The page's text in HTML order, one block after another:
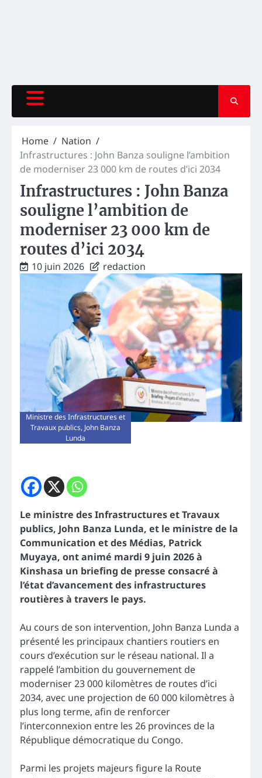
Home
Nation
Infrastructures : John Banza souligne l’ambition
de moderniser 23 000 km de routes d’ici 2034
Infrastructures : John Banza
souligne l’ambition de
moderniser 23 000 km de
routes d’ici 2034
10 juin 2026 redaction
Ministre des Infrastructures et
Travaux publics, John Banza
Lunda
Le ministre des Infrastructures et Travaux
publics, John Banza Lunda, et le ministre de la
Communication et des Médias, Patrick
Muyaya, ont animé mardi 9 juin 2026 à
Kinshasa un briefing de presse consacré à
l’état d’avancement des infrastructures
routières à travers le pays.
Au cours de son intervention, John Banza Lunda a
présenté les principaux chantiers routiers en
cours d’exécution sur le réseau national. Il a
rappelé l’ambition du gouvernement de
moderniser 23 000 kilomètres de routes d’ici
2034, avec une projection de 60 000 kilomètres à
plus long terme, afin de renforcer
l’interconnexion entre les 26 provinces de la
République démocratique du Congo.
Parmi les projets majeurs figure la Route